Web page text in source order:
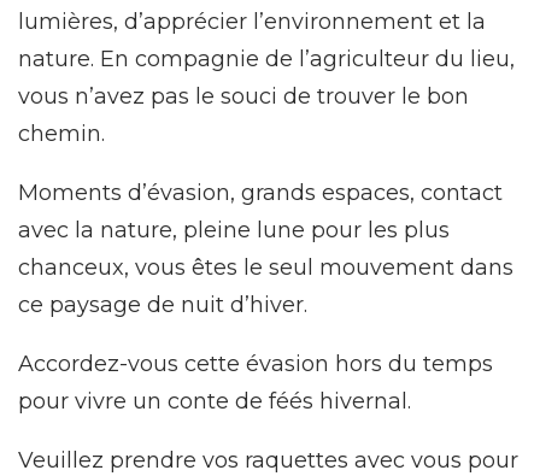
lumières, d’apprécier l’environnement et la
nature. En compagnie de l’agriculteur du lieu,
vous n’avez pas le souci de trouver le bon
chemin.
Moments d’évasion, grands espaces, contact
avec la nature, pleine lune pour les plus
chanceux, vous êtes le seul mouvement dans
ce paysage de nuit d’hiver.
Accordez-vous cette évasion hors du temps
pour vivre un conte de féés hivernal.
Veuillez prendre vos raquettes avec vous pour